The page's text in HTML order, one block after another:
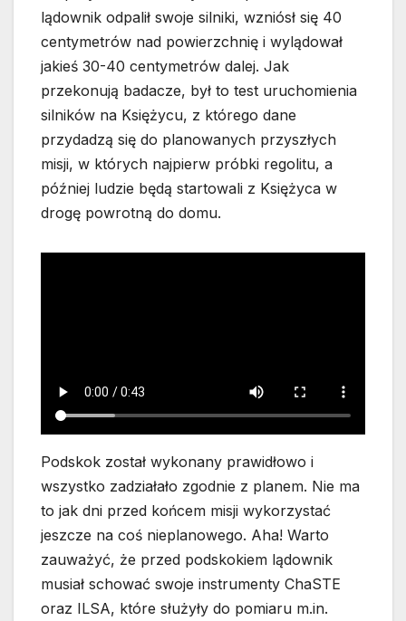
lądownik odpalił swoje silniki, wzniósł się 40
centymetrów nad powierzchnię i wylądował
jakieś 30-40 centymetrów dalej. Jak
przekonują badacze, był to test uruchomienia
silników na Księżycu, z którego dane
przydadzą się do planowanych przyszłych
misji, w których najpierw próbki regolitu, a
później ludzie będą startowali z Księżyca w
drogę powrotną do domu.
Podskok został wykonany prawidłowo i
wszystko zadziałało zgodnie z planem. Nie ma
to jak dni przed końcem misji wykorzystać
jeszcze na coś nieplanowego. Aha! Warto
zauważyć, że przed podskokiem lądownik
musiał schować swoje instrumenty ChaSTE
oraz ILSA, które służyły do pomiaru m.in.